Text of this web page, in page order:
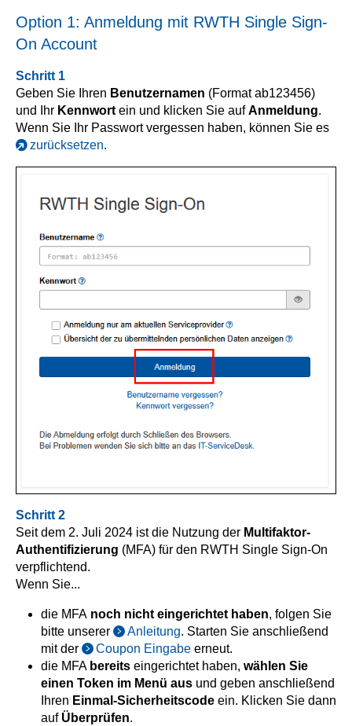
Option 1: Anmeldung mit RWTH Single Sign-
On Account
Schritt 1
Geben Sie Ihren Benutzernamen (Format ab123456)
und Ihr Kennwort ein und klicken Sie aufAnmeldung.
Wenn Sie Ihr Passwort vergessen haben, können Sie es
zurücksetzen.
Schritt 2
Seit dem 2. Juli 2024 ist die Nutzung der Multifaktor-
Authentifizierung (MFA) für den RWTH Single Sign-On
verpflichtend.
Wenn Sie...
die MFA noch nicht eingerichtet haben, folgen Sie
bitte unserer
Anleitung. Starten Sie anschließend
mit der
Coupon Eingabe erneut.
die MFA bereits eingerichtet haben, wählen Sie
einen Token im Menü aus und geben anschließend
Ihren Einmal-Sicherheitscode ein. Klicken Sie dann
auf Überprüfen.